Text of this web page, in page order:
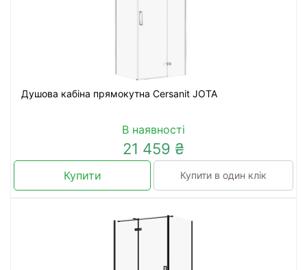
Душова кабіна прямокутна Cersanit JOTA
В наявності
21 459 ₴
Купити Купити в один клік